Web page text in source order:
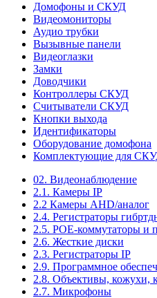
Домофоны и СКУД
Видеомониторы
Аудио трубки
Вызывные панели
Видеоглазки
Замки
Доводчики
Контроллеры СКУД
Считыватели СКУД
Кнопки выхода
Идентификаторы
Оборудование домофона
Комплектующие для
02. Видеонаблюдение
2.1. Камеры IP
2.2 Камеры AHD/аналог
2.4. Регистраторы
2.5. РОЕ-коммутаторы и
2.6. Жесткие диски
2.3. Регистраторы IP
2.9. Программное
2.8. Объективы, кожухи,
2.7. Микрофоны